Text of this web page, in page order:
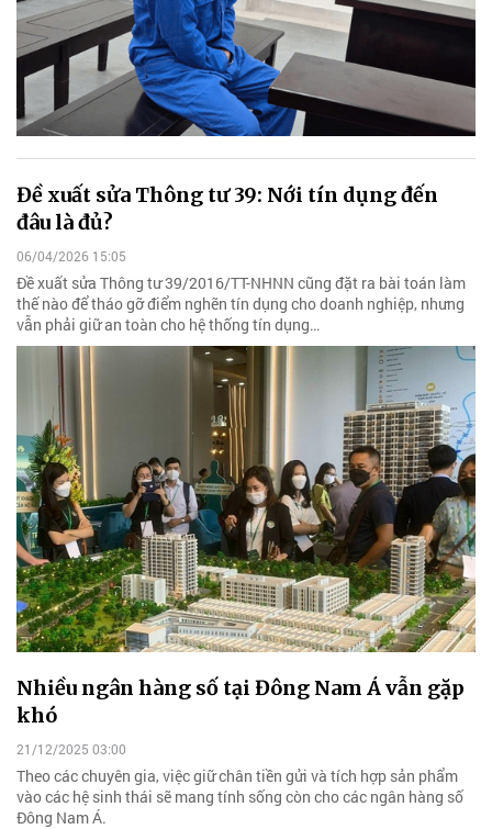
Đề xuất sửa Thông tư 39: Nới tín dụng đến
đâu là đủ?
06/04/2026 15:05
Đề xuất sửa Thông tư 39/2016/TT-NHNN cũng đặt ra bài toán làm
thế nào để tháo gỡ điểm nghẽn tín dụng cho doanh nghiệp, nhưng
vẫn phải giữ an toàn cho hệ thống tín dụng…
Nhiều ngân hàng số tại Đông Nam Á vẫn gặp
khó
21/12/2025 03:00
Theo các chuyên gia, việc giữ chân tiền gửi và tích hợp sản phẩm
vào các hệ sinh thái sẽ mang tính sống còn cho các ngân hàng số
Đông Nam Á.